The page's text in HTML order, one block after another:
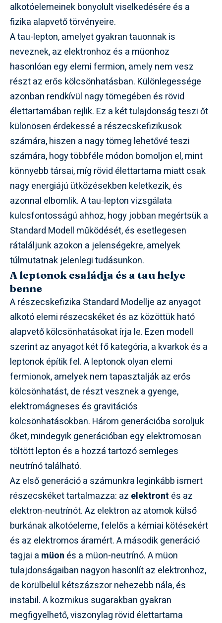
alkotóelemeinek bonyolult viselkedésére és a
fizika alapvető törvényeire.
A tau-lepton, amelyet gyakran tauonnak is
neveznek, az elektronhoz és a müonhoz
hasonlóan egy elemi fermion, amely nem vesz
részt az erős kölcsönhatásban. Különlegessége
azonban rendkívül nagy tömegében és rövid
élettartamában rejlik. Ez a két tulajdonság teszi őt
különösen érdekessé a részecskefizikusok
számára, hiszen a nagy tömeg lehetővé teszi
számára, hogy többféle módon bomoljon el, mint
könnyebb társai, míg rövid élettartama miatt csak
nagy energiájú ütközésekben keletkezik, és
azonnal elbomlik. A tau-lepton vizsgálata
kulcsfontosságú ahhoz, hogy jobban megértsük a
Standard Modell működését, és esetlegesen
rátaláljunk azokon a jelenségekre, amelyek
túlmutatnak jelenlegi tudásunkon.
A leptonok családja és a tau helye
benne
A részecskefizika Standard Modellje az anyagot
alkotó elemi részecskéket és az közöttük ható
alapvető kölcsönhatásokat írja le. Ezen modell
szerint az anyagot két fő kategória, a kvarkok és a
leptonok építik fel. A leptonok olyan elemi
fermionok, amelyek nem tapasztalják az erős
kölcsönhatást, de részt vesznek a gyenge,
elektromágneses és gravitációs
kölcsönhatásokban. Három generációba soroljuk
őket, mindegyik generációban egy elektromosan
töltött lepton és a hozzá tartozó semleges
neutrínó található.
Az első generáció a számunkra leginkább ismert
részecskéket tartalmazza: az elektront és az
elektron-neutrínót. Az elektron az atomok külső
burkának alkotóeleme, felelős a kémiai kötésekért
és az elektromos áramért. A második generáció
tagjai a müon és a müon-neutrínó. A müon
tulajdonságaiban nagyon hasonlít az elektronhoz,
de körülbelül kétszázszor nehezebb nála, és
instabil. A kozmikus sugarakban gyakran
megfigyelhető, viszonylag rövid élettartama